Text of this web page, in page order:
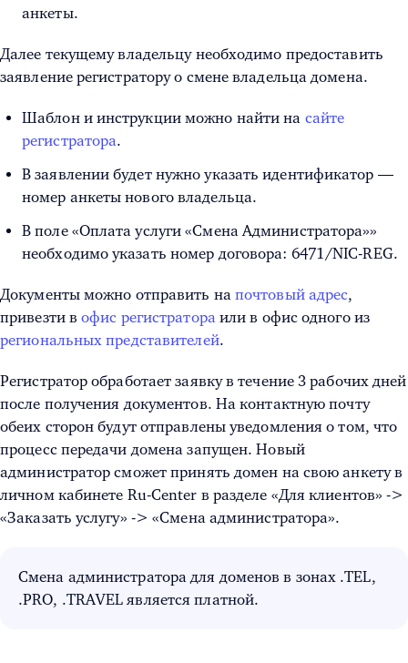
анкеты.
Далее текущему владельцу необходимо предоставить
заявление регистратору о смене владельца домена.
Шаблон и инструкции можно найти на сайте
регистратора.
В заявлении будет нужно указать идентификатор —
номер анкеты нового владельца.
В поле «Оплата услуги «Смена Администратора»»
необходимо указать номер договора: 6471/NIC-REG.
Документы можно отправить на почтовый адрес,
привезти вофис регистратораили в офис одного из
региональных представителей.
Регистратор обработает заявку в течение 3 рабочих дней
после получения документов. На контактную почту
обеих сторон будут отправлены уведомления о том, что
процесс передачи домена запущен. Новый
администратор сможет принять домен на свою анкету в
личном кабинете Ru-Center в разделе «Для клиентов» ->
«Заказать услугу» -> «Смена администратора».
Смена администратора для доменов в зонах .TEL,
.PRO, .TRAVEL является платной.